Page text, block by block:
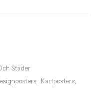
Städer
, Kartposters,